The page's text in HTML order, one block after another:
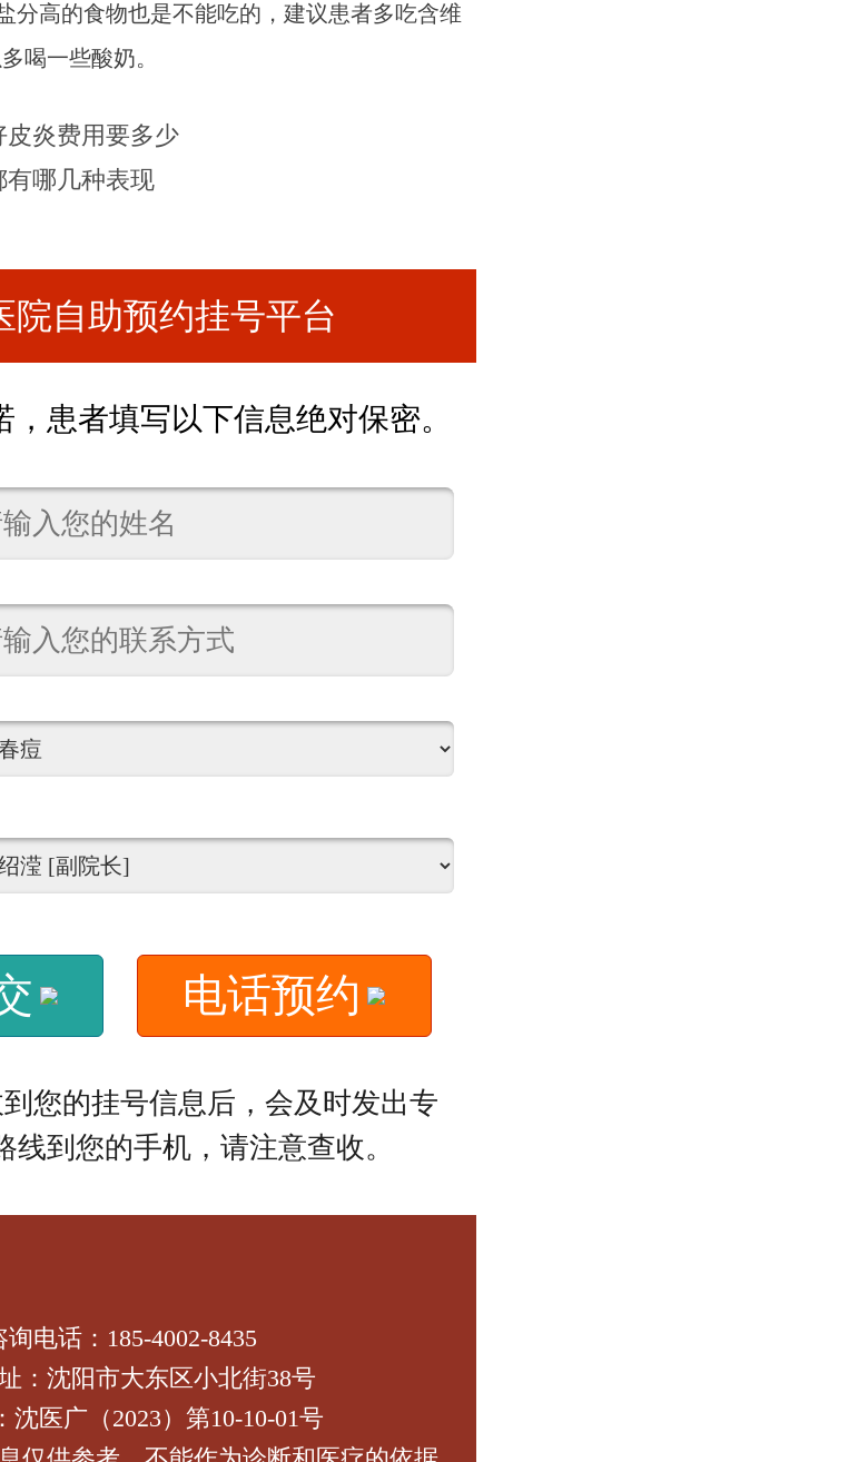
分高的食物也是不能吃的，建议患者多吃含维
喝一些酸奶。
炎费用要多少
有哪几种表现
院自助预约挂号平台
，患者填写以下信息绝对保密。
电话预约
您的挂号信息后，会及时发出专
线到您的手机，请注意查收。
询电话：185-4002-8435
：沈阳市大东区小北街38号
沈医广（2023）第10-10-01号